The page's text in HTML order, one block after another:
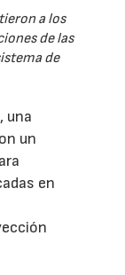
a los
de las
de
una
un
en